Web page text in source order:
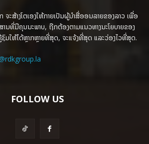
ະສ້າງໂຕເອງໃຫ້ກາຍເປັນຜູ້ນຳສື່ອອນລາຍຂອງລາວ ເພື່ອ
ານທີ່ມີຄຸນນະພາບ, ຖືກຕ້ອງຕາມແນວທາງນະໂຍບາຍຂອງ
ໃຫ້ໄດ້ຫຼາກຫຼາຍທີ່ສຸດ, ຈະແຈ້ງທີ່ສຸດ ແລະວ່ອງໄວທີ່ສຸດ.
FOLLOW US